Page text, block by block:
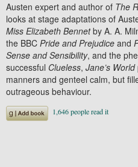
Austen expert and author of The
looks at stage adaptations of
Miss Elizabeth Bennetby A. A.
the BBC Pride and Prejudice and
Sense and Sensibility, and the
successful Clueless, Jane’s World
manners and genteel calm, but
outrageous behaviour.